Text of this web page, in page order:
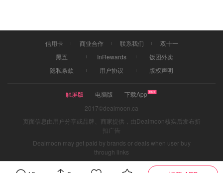
信用卡 商业合作 联系我们
双十一
黑五
InRewards
饭团外卖
隐私条款
用户协议 版权声明
触屏版 电脑版
下载App
2017©dealmoon.ca
页面信息由用户分享或品牌、商家提供，由Dealmoon核实后发布折
扣广告
Dealmoon may get paid by brands or deals when user buy
through links